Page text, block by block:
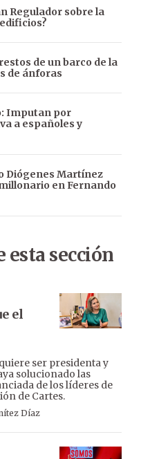
Regulador sobre la
de un barco de la
de ánforas
Imputan por
a españoles y
Diógenes Martínez
en Fernando
esta sección
el
ser presidenta y
solucionado las
de los líderes de
de Cartes.
Díaz